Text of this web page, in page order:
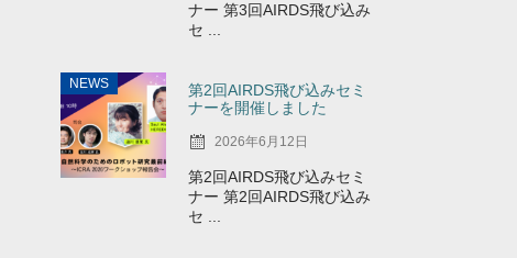
ナー 第3回AIRDS飛び込み
セ ...
NEWS
第2回AIRDS飛び込みセミ
ナーを開催しました
2026年6月12日
第2回AIRDS飛び込みセミ
ナー 第2回AIRDS飛び込み
セ ...